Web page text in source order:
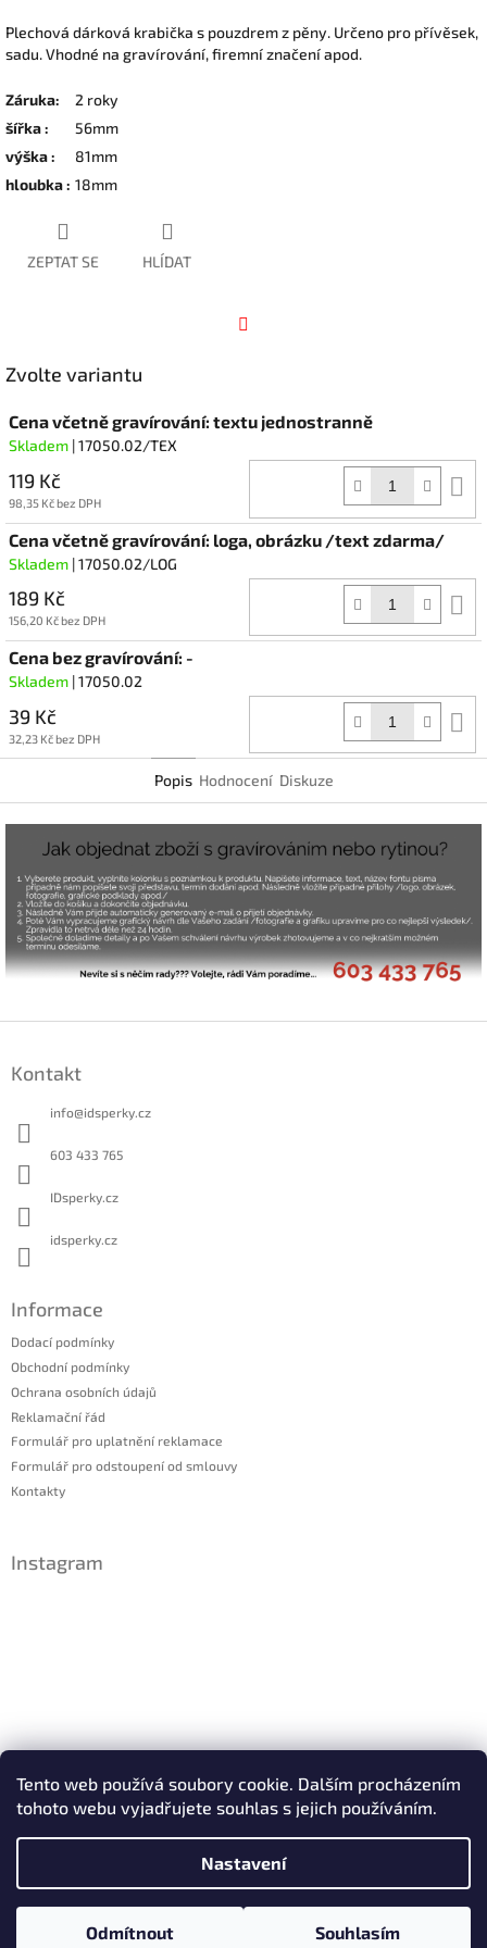
Tento web používá soubory cookie. Dalším procházením
tohoto webu vyjadřujete souhlas s jejich používáním.
Nastavení
Odmítnout Souhlasím
Plechová dárková krabička s pouzdrem z pěny. Určeno pro přívěsek,
sadu. Vhodné na gravírování, firemní značení apod.
Záruka:
2 roky
šířka:
56mm
výška:
81mm
hloubka: 18mm
ZEPTAT SE HLÍDAT
Zvolte variantu
Cena včetně gravírování: textu jednostranně
Skladem | 17050.02/TEX
119 Kč
98,35 Kč bez DPH
Cena včetně gravírování: loga, obrázku /text zdarma/
Skladem | 17050.02/LOG
189 Kč
156,20 Kč bez DPH
Cena bez gravírování: -
Skladem | 17050.02
39 Kč
32,23 Kč bez DPH
Popis Hodnocení Diskuze
Kontakt
info@idsperky.cz
603 433 765
IDsperky.cz
idsperky.cz
Informace
Dodací podmínky
Obchodní podmínky
Ochrana osobních údajů
Reklamační řád
Formulář pro uplatnění reklamace
Formulář pro odstoupení od smlouvy
Kontakty
Instagram
Sledovat na Instagramu
Facebook
Vytvořil Shoptet Copyright 2026 . Všechna práva vyhrazena.